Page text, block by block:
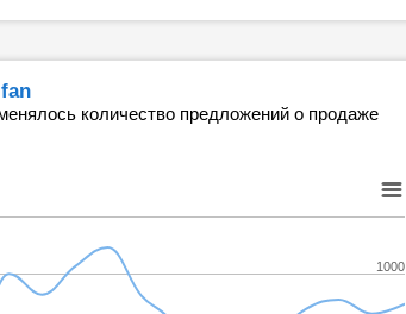
количество предложений о продаже
1000